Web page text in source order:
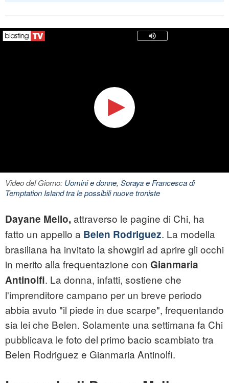
Video del Giorno: Uomini e donne, Soraya e Francesca di
Temptation Island tra le possibili nuove troniste
Dayane Mello, attraverso le pagine di Chi, ha
fatto un appello a Belen Rodriguez. La modella
brasiliana ha invitato la showgirl ad aprire gli occhi
in merito alla frequentazione con Gianmaria
Antinolfi. La donna, infatti, sostiene che
l'imprenditore campano per un breve periodo
abbia avuto "il piede in due scarpe", frequentando
sia lei che Belen. Solamente una settimana fa Chi
pubblicava le foto del primo bacio scambiato tra
Belen Rodriguez e Gianmaria Antinolfi.